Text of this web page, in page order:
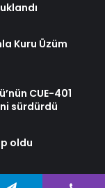
Kuru Üzüm
CUE-401
sürdürdü
oldu